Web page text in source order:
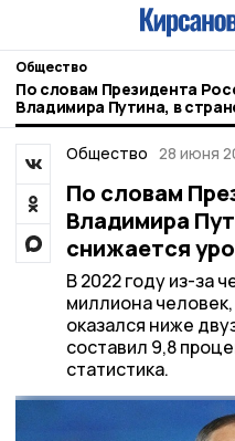
Общество
По словам Президента
Владимира Путина, в стране снижается
уровень бедности
Общество 28 июня
По словам
Владимира
снижается
В 2022 году из-за
миллиона
оказался ниже
составил 9,8
статистика.